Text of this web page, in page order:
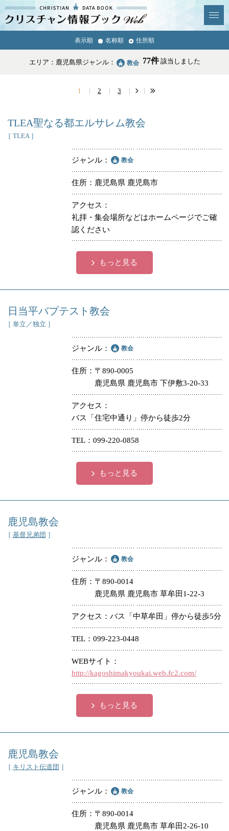
情報ブックとは
News & Topics
情報掲載の変更・追加につい
宿泊・研修施設
フリーワード
表示順 名称順 住所順
エリア：鹿児島県ジャンル： 教会 77件該当しました
1 2 3
TLEA聖なる都エルサレム教会
［ TLEA ］
ジャンル 教会
住所 鹿児島県 鹿児島市
アクセス
礼拝・集会場所などはホームページでご確
認ください
もっと見る
日当平バプテスト教会
［ 単立／独立 ］
ジャンル 教会
住所
〒890-0005
鹿児島県 鹿児島市 下伊敷3-20-33
アクセス
バス「住宅中通り」停から徒歩2分
TEL 099-220-0858
もっと見る
鹿児島教会
［ 基督兄弟団 ］
ジャンル 教会
住所
〒890-0014
鹿児島県 鹿児島市 草牟田1-22-3
アクセス バス「中草牟田」停から徒歩5分
TEL 099-223-0448
WEBサイト
http://kagoshimakyoukai.web.fc2.com/
もっと見る
鹿児島教会
［ キリスト伝道団 ］
ジャンル 教会
住所
〒890-0014
鹿児島県 鹿児島市 草牟田2-26-10